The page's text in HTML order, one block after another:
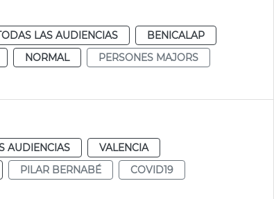
LAS AUDIENCIAS
BENICALAP
NORMAL
PERSONES MAJORS
AUDIENCIAS
VALENCIA
PILAR BERNABÉ
COVID19